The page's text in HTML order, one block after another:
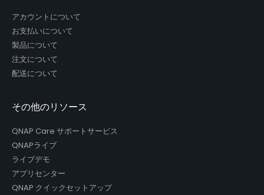
アカウントについて
お支払いについて
製品について
注文について
配送について
その他のリソース
QNAP Care サポートサービス
QNAPライブ
ライブデモ
アプリセンター
QNAP クイックセットアップ